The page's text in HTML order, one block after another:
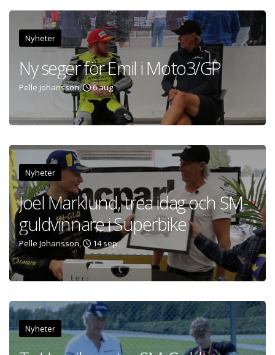
Nyheter
Ny seger för Emil i Moto3/GP
Pelle Johansson, 6 aug
Nyheter
Joel Marklund, trea idag och SM-
guldvinnare i Superbike
Pelle Johansson, 14 sep
Nyheter